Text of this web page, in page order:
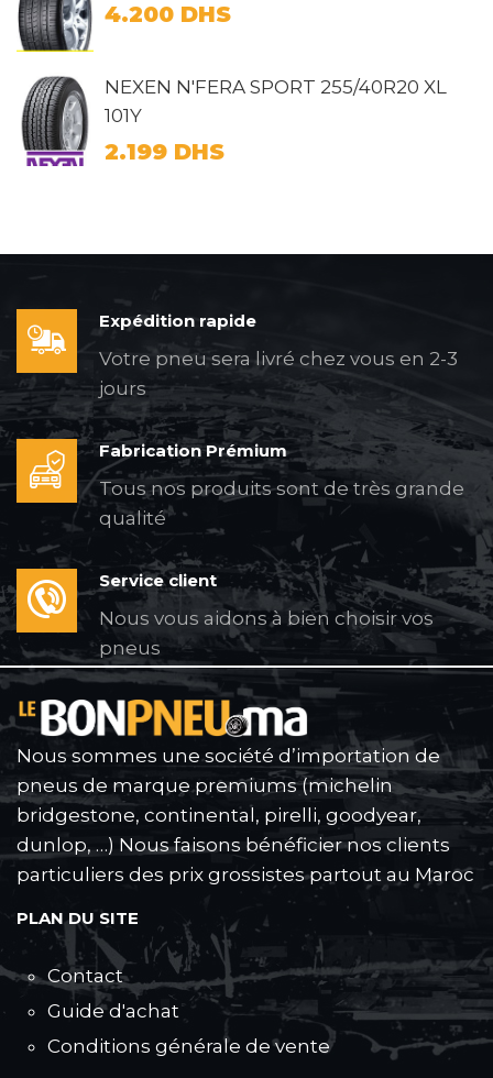
4.200 DHS
NEXEN N'FERA SPORT 255/40R20 XL
101Y
2.199 DHS
Expédition rapide
Votre pneu sera livré chez vous en 2-3
jours
Fabrication Prémium
Tous nos produits sont de très grande
qualité
Service client
Nous vous aidons à bien choisir vos
pneus
Nous sommes une société d’importation de
pneus de marque premiums (michelin
bridgestone, continental, pirelli, goodyear,
dunlop, …) Nous faisons bénéficier nos clients
particuliers des prix grossistes partout au Maroc
PLAN DU SITE
Contact
Guide d'achat
Conditions générale de vente